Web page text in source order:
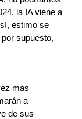
la IA viene a
estimo se
supuesto,
más
a
de sus